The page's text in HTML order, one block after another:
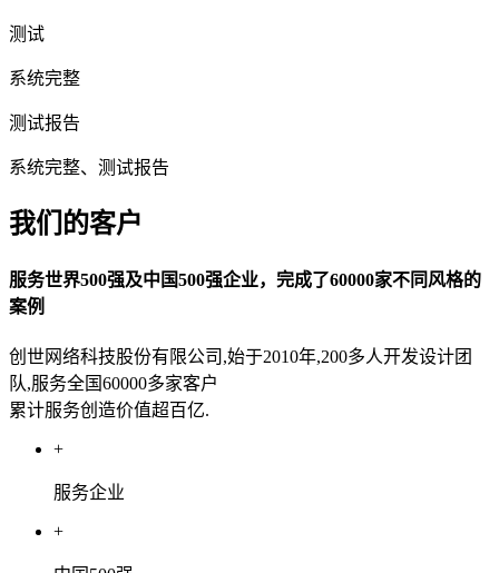
测试
系统完整
测试报告
系统完整、测试报告
我们的客户
服务世界500强及中国500强企业，完成了60000家不同风格的
案例
创世网络科技股份有限公司,始于2010年,200多人开发设计团
队,服务全国60000多家客户
累计服务创造价值超百亿.
+
服务企业
+